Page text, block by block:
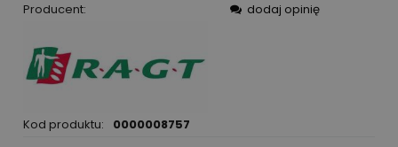
Producent:
Kod produktu: 0000008757
dodaj opinię